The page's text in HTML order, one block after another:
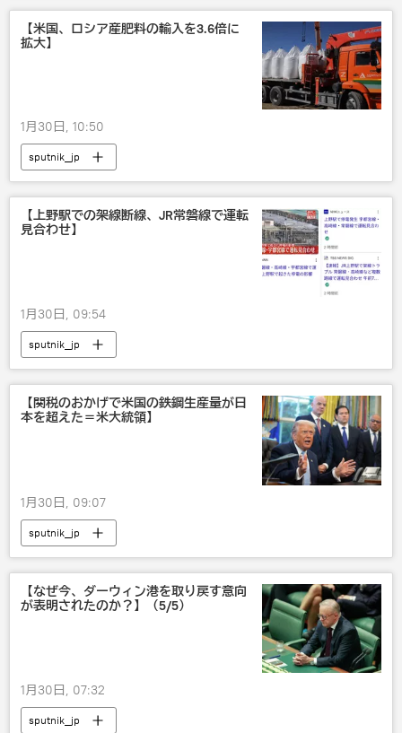
【米国、ロシア産肥料の輸入を3.6倍に
拡大】
1月30日, 10:50
sputnik_jp
【上野駅での架線断線、JR常磐線で運転
見合わせ】
1月30日, 09:54
sputnik_jp
【関税のおかげで米国の鉄鋼生産量が日
本を超えた＝米大統領】
1月30日, 09:07
sputnik_jp
【なぜ今、ダーウィン港を取り戻す意向
が表明されたのか？】（5/5）
1月30日, 07:32
sputnik_jp